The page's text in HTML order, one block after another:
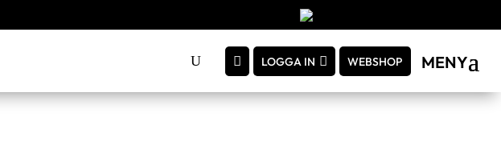
MENY
LOGGA IN WEBSHOP